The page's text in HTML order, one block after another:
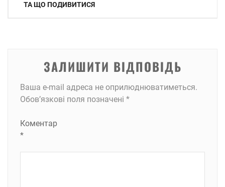
записів
ТА ЩО ПОДИВИТИСЯ
ЗАЛИШИТИ ВІДПОВІДЬ
Ваша e-mail адреса не оприлюднюватиметься.
Обов’язкові поля позначені *
Коментар
*